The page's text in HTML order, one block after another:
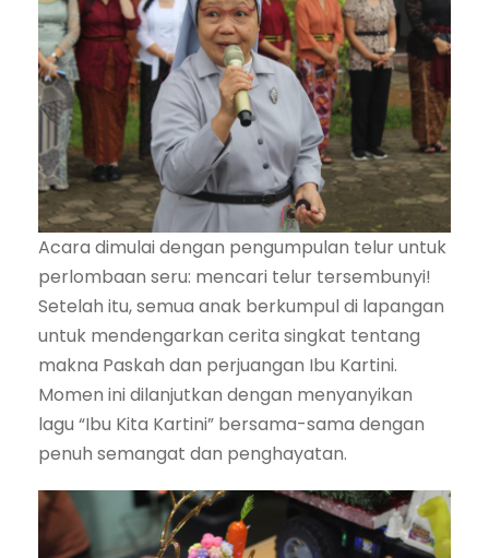
Acara dimulai dengan pengumpulan telur untuk
perlombaan seru: mencari telur tersembunyi!
Setelah itu, semua anak berkumpul di lapangan
untuk mendengarkan cerita singkat tentang
makna Paskah dan perjuangan Ibu Kartini.
Momen ini dilanjutkan dengan menyanyikan
lagu “Ibu Kita Kartini” bersama-sama dengan
penuh semangat dan penghayatan.